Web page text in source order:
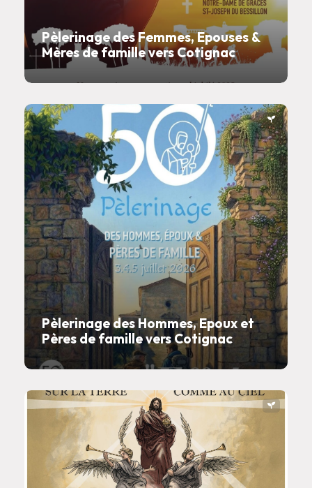
Pèlerinage des Femmes, Epouses &
Mères de famille vers Cotignac
Pèlerinage des Hommes, Epoux et
Pères de famille vers Cotignac